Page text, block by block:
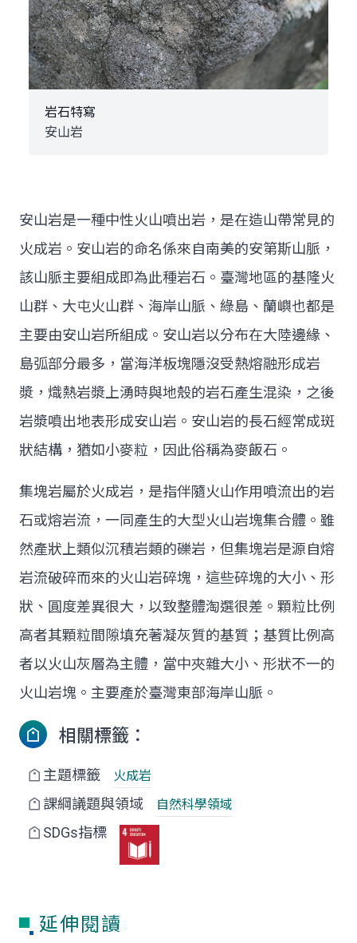
岩石特寫
安山岩
安山岩是一種中性火山噴出岩，是在造山帶常見的
火成岩。安山岩的命名係來自南美的安第斯山脈，
該山脈主要組成即為此種岩石。臺灣地區的基隆火
山群、大屯火山群、海岸山脈、綠島、蘭嶼也都是
主要由安山岩所組成。安山岩以分布在大陸邊緣、
島弧部分最多，當海洋板塊隱沒受熱熔融形成岩
漿，熾熱岩漿上湧時與地殼的岩石產生混染，之後
岩漿噴出地表形成安山岩。安山岩的長石經常成斑
狀結構，猶如小麥粒，因此俗稱為麥飯石。
集塊岩屬於火成岩，是指伴隨火山作用噴流出的岩
石或熔岩流，一同產生的大型火山岩塊集合體。雖
然產狀上類似沉積岩類的礫岩，但集塊岩是源自熔
岩流破碎而來的火山岩碎塊，這些碎塊的大小、形
狀、圓度差異很大，以致整體淘選很差。顆粒比例
高者其顆粒間隙填充著凝灰質的基質；基質比例高
者以火山灰層為主體，當中夾雜大小、形狀不一的
火山岩塊。主要產於臺灣東部海岸山脈。
相關標籤：
主題標籤 火成岩
課綱議題與領域 自然科學領域
SDGs指標
延伸閱讀